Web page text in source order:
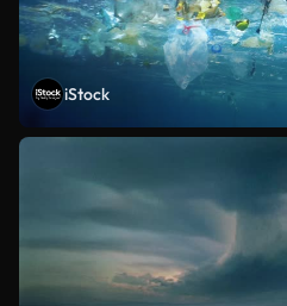
iStock